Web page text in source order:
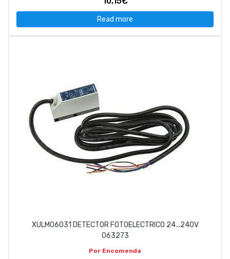
Read more
XULM06031 DETECTOR FOTOELECTRICO 24...240V
063273
Por Encomenda